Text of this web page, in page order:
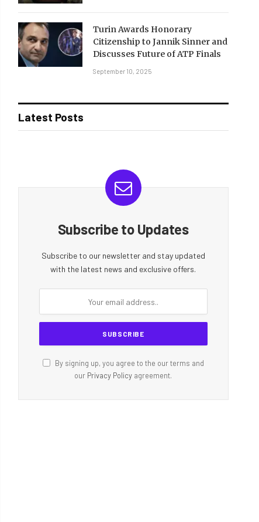
Turin Awards Honorary
Citizenship to Jannik Sinner and
Discusses Future of ATP Finals
September 10, 2025
Latest Posts
Subscribe to Updates
Subscribe to our newsletter and stay updated
with the latest news and exclusive offers.
By signing up, you agree to the our terms and
our Privacy Policy agreement.